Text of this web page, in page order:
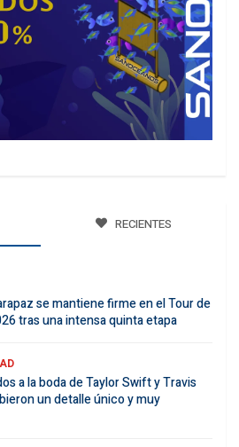
RECIENTES
se mantiene firme en el Tour de
tras una intensa quinta etapa
a la boda de Taylor Swift y Travis
un detalle único y muy